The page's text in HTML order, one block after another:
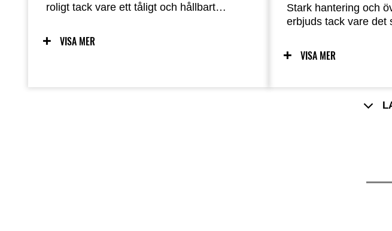
roligt tack vare ett tåligt och hållbart
körställning möjliggjord av en kompakt
motorlayout, samt genomtänkt användning
VISA MER
Stark hantering och
erbjuds tack vare det
till vid styrning, vilket
750 levererar en
VISA MER